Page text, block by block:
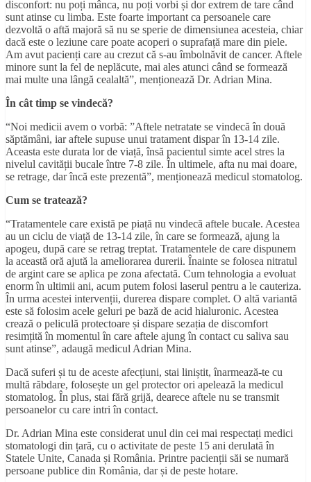
disconfort: nu poți mânca, nu poți vorbi și dor extrem de tare când
sunt atinse cu limba. Este foarte important ca persoanele care
dezvoltă o aftă majoră să nu se sperie de dimensiunea acesteia, chiar
dacă este o leziune care poate acoperi o suprafață mare din piele.
Am avut pacienți care au crezut că s-au îmbolnăvit de cancer. Aftele
minore sunt la fel de neplăcute, mai ales atunci când se formează
mai multe una lângă cealaltă”, menționează Dr. Adrian Mina.
În cât timp se vindecă?
“Noi medicii avem o vorbă: ”Aftele netratate se vindecă în două
săptămâni, iar aftele supuse unui tratament dispar în 13-14 zile.
Aceasta este durata lor de viață, însă pacientul simte acel stres la
nivelul cavității bucale între 7-8 zile. În ultimele, afta nu mai doare,
se retrage, dar încă este prezentă”, menționează medicul stomatolog.
Cum se tratează?
“Tratamentele care există pe piață nu vindecă aftele bucale. Acestea
au un ciclu de viață de 13-14 zile, în care se formează, ajung la
apogeu, după care se retrag treptat. Tratamentele de care dispunem
la această oră ajută la ameliorarea durerii. Înainte se folosea nitratul
de argint care se aplica pe zona afectată. Cum tehnologia a evoluat
enorm în ultimii ani, acum putem folosi laserul pentru a le cauteriza.
În urma acestei intervenții, durerea dispare complet. O altă variantă
este să folosim acele geluri pe bază de acid hialuronic. Acestea
crează o peliculă protectoare și dispare sezația de discomfort
resimțită în momentul în care aftele ajung în contact cu saliva sau
sunt atinse”, adaugă medicul Adrian Mina.
Dacă suferi și tu de aceste afecțiuni, stai liniștit, înarmează-te cu
multă răbdare, folosește un gel protector ori apelează la medicul
stomatolog. În plus, stai fără grijă, dearece aftele nu se transmit
persoanelor cu care intri în contact.
Dr. Adrian Mina este considerat unul din cei mai respectați medici
stomatologi din țară, cu o activitate de peste 15 ani derulată în
Statele Unite, Canada și România. Printre pacienții săi se numară
persoane publice din România, dar și de peste hotare.